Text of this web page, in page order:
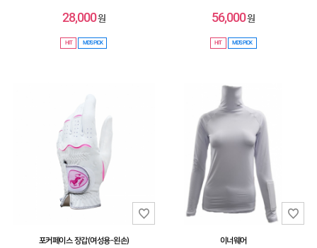
28,000원
HIT MD'S PICK
56,000원
HIT MD'S PICK
포커페이스 장갑(여성용-왼손) 이너웨어